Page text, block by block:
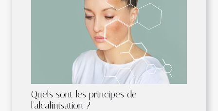
Quels sont les principes de
l'alcalinisation ?